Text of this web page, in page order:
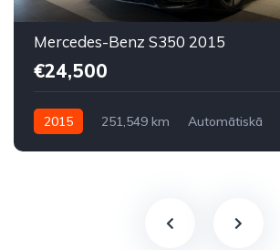
Mercedes-Benz S350 2015
€24,500
2015 251,549 km Automātiskā